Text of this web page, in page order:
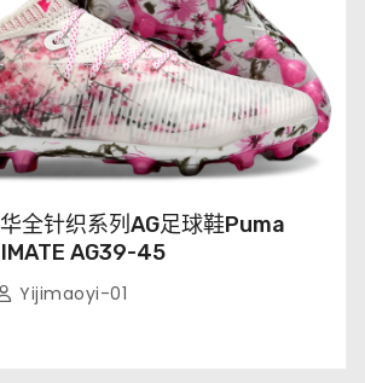
全针织系列AG足球鞋Puma
AG39-45
Yijimaoyi-01